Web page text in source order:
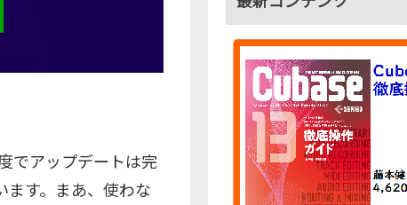
でアップデートは完
ます。まあ、使わな